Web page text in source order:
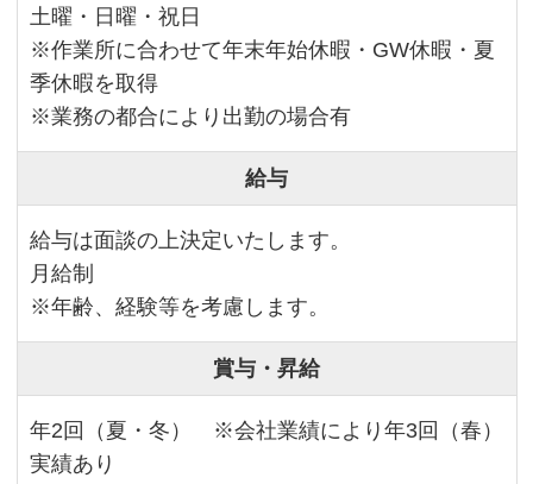
土曜・日曜・祝日
※作業所に合わせて年末年始休暇・GW休暇・夏
季休暇を取得
※業務の都合により出勤の場合有
給与
給与は面談の上決定いたします。
月給制
※年齢、経験等を考慮します。
賞与・昇給
年2回（夏・冬） ※会社業績により年3回（春）
実績あり